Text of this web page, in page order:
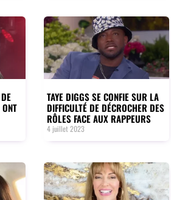
TAYE DIGGS SE CONFIE SUR LA
DIFFICULTÉ DE DÉCROCHER DES
RÔLES FACE AUX RAPPEURS
4 juillet 2023